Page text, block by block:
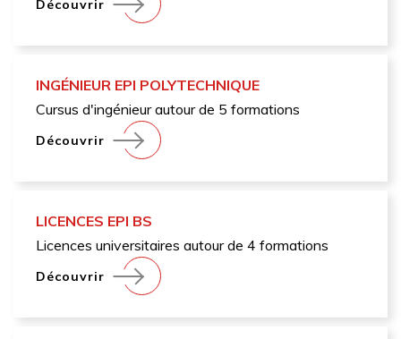
Découvrir
INGÉNIEUR EPI POLYTECHNIQUE
Cursus d'ingénieur autour de 5 formations
Découvrir
LICENCES EPI BS
Licences universitaires autour de 4 formations
Découvrir